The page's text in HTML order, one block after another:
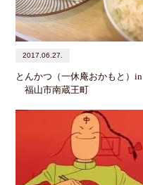
2017.06.27.
とんかつ（一休庵おかもと）in
福山市南蔵王町